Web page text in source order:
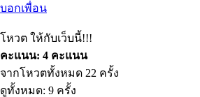
บอกเพื่อน
โหวต ให้กับเว็บนี้!!!
คะแนน: 4 คะแนน
จากโหวตทั้งหมด 22 ครั้ง
ดูทั้งหมด: 9 ครั้ง